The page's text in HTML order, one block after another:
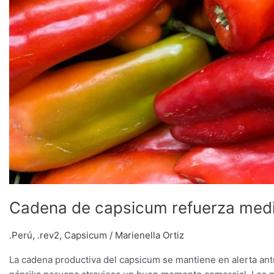
Cadena de capsicum refuerza
.Perú, .rev2, Capsicum / Marienella Ortiz
La cadena productiva del capsicum se mantiene en alerta